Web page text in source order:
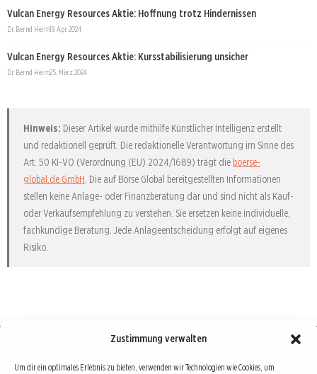
Zustimmung verwalten
Um dir ein optimales Erlebnis zu bieten, verwenden wir Technologien wie Cookies, um
Vulcan Energy Resources Aktie: Hoffnung trotz Hindernissen
Dr. Bernd Heim19. Apr. 2024
Vulcan Energy Resources Aktie: Kursstabilisierung unsicher
Dr. Bernd Heim25. März 2024
Hinweis: Dieser Artikel wurde mithilfe Künstlicher Intelligenz erstellt
und redaktionell geprüft. Die redaktionelle Verantwortung im Sinne des
Art. 50 KI-VO (Verordnung (EU) 2024/1689) trägt die boerse-
global.de GmbH . Die auf Börse Global bereitgestellten Informationen
stellen keine Anlage- oder Finanzberatung dar und sind nicht als Kauf-
oder Verkaufsempfehlung zu verstehen. Sie ersetzen keine individuelle,
fachkundige Beratung. Jede Anlageentscheidung erfolgt auf eigenes
Risiko.
Börse : lokal, international, global